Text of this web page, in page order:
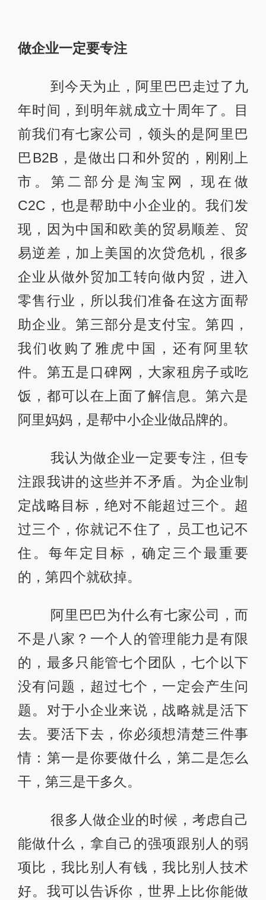
做企业一定要专注
到今天为止，阿里巴巴走过了九
年时间，到明年就成立十周年了。目
前我们有七家公司，领头的是阿里巴
巴B2B，是做出口和外贸的，刚刚上
市。第二部分是淘宝网，现在做
C2C，也是帮助中小企业的。我们发
现，因为中国和欧美的贸易顺差、贸
易逆差，加上美国的次贷危机，很多
企业从做外贸加工转向做内贸，进入
零售行业，所以我们准备在这方面帮
助企业。第三部分是支付宝。第四，
我们收购了雅虎中国，还有阿里软
件。第五是口碑网，大家租房子或吃
饭，都可以在上面了解信息。第六是
阿里妈妈，是帮中小企业做品牌的。
我认为做企业一定要专注，但专
注跟我讲的这些并不矛盾。为企业制
定战略目标，绝对不能超过三个。超
过三个，你就记不住了，员工也记不
住。每年定目标，确定三个最重要
的，第四个就砍掉。
阿里巴巴为什么有七家公司，而
不是八家？一个人的管理能力是有限
的，最多只能管七个团队，七个以下
没有问题，超过七个，一定会产生问
题。对于小企业来说，战略就是活下
去。要活下去，你必须想清楚三件事
情：第一是你要做什么，第二是怎么
干，第三是干多久。
很多人做企业的时候，考虑自己
能做什么，拿自己的强项跟别人的弱
项比，我比别人有钱，我比别人技术
好。我可以告诉你，世界上比你能做